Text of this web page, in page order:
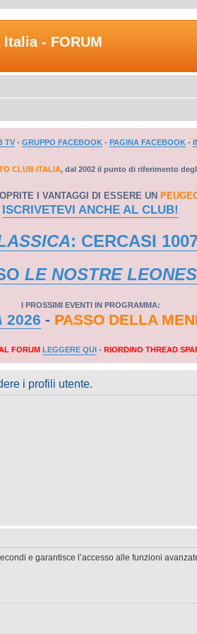
- FORUM
TV - GRUPPO FACEBOOK - PAGINA FACEBOOK -
CLUB ITALIA, dal 2002 il punto di riferimento
I VANTAGGI DI ESSERE UN
ISCRIVETEVI ANCHE AL CLUB!
: CERCASI
LE NOSTRE
I PROSSIMI EVENTI IN PROGRAMMA:
2026 - PASSO DELLA
FORUM LEGGERE QUI - RIORDINO THREAD
i profili utente.
e garantisce l’accesso alle funzioni